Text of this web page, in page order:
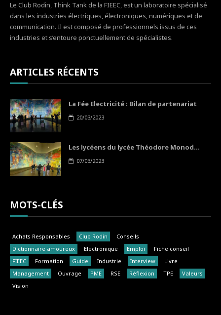
Le Club Rodin, Think Tank de la FIEEC, est un laboratoire spécialisé
dans les industries électriques, électroniques, numériques et de
communication. Il est composé de professionnels issus de ces
industries et s’entoure ponctuellement de spécialistes.
ARTICLES RÉCENTS
La Fée Electricité : Bilan de partenariat
20/03/2023
Les lycéens du lycée Théodore Monod...
07/03/2023
MOTS-CLÉS
Achats Responsables Club Rodin
Conseils
Dictionnaire amoureux
Electronique Emploi
Fiche conseil
FIEEC
Formation Guide Industrie Interview
Livre
Management
Ouvrage PME RSE Réflexion TPE
Valeurs
Vision